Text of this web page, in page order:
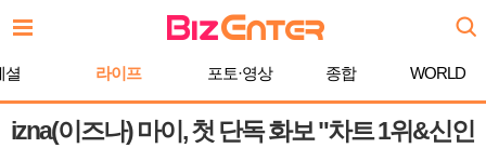
문
로
기
셜 라이프 포토·영상 종합 WORLD
izna(이즈나) 마이, 첫 단독 화보 "차트 1위&신인